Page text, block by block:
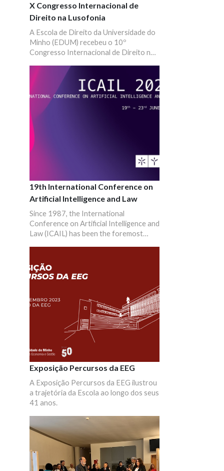
X Congresso Internacional de
Direito na Lusofonia
A Escola de Direito da Universidade do
Minho (EDUM) recebeu o 10º
Congresso Internacional de Direito na
comunicações e dez conferências
plenárias de peritos de todo o mundo.
19th International Conference on
Artificial Intelligence and Law
Since 1987, the International
Conference on Artificial Intelligence and
Law (ICAIL) has been the foremost
Law. It is organized biennially under the
auspices of the International
and Law (IAAIL), and in cooperation
with the Association for the
Advancement of Artificial Intelligence
Exposição Percursos da EEG
A Exposição Percursos da EEG ilustrou
a trajetória da Escola ao longo dos seus
41 anos.